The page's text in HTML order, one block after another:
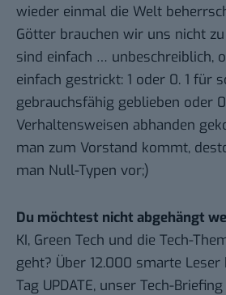
wieder einmal die Welt
Götter brauchen wir uns nicht
sind einfach … unbeschreiblich,
einfach gestrickt: 1 oder 0. 1 für
gebrauchsfähig geblieben oder
Verhaltensweisen abhanden
man zum Vorstand kommt,
man Null-Typen vor;)
Du möchtest nicht abgehängt
KI, Green Tech und die Tech-
geht? Über 12.000 smarte
Tag UPDATE, unser Tech-